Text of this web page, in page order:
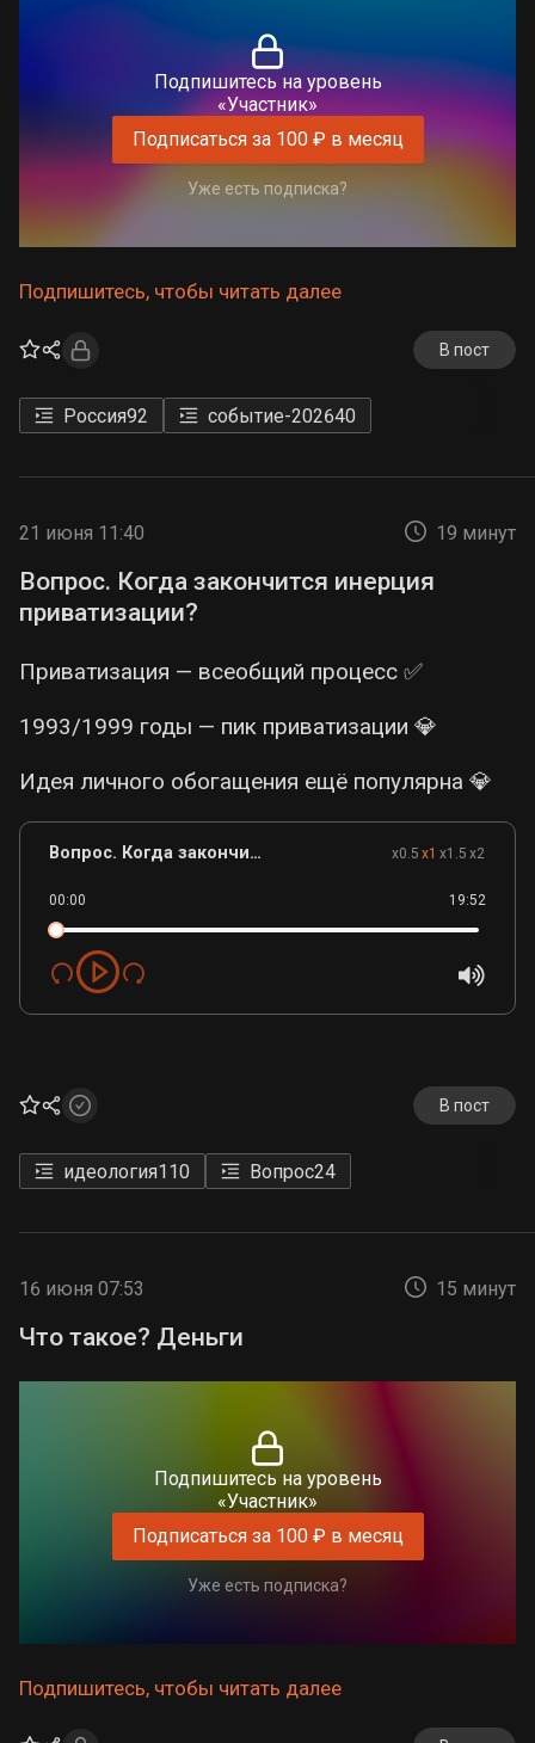
Подпишитесь на уровень
«Участник»
Подписаться за 100 ₽ в месяц
Уже есть подписка?
Подпишитесь, чтобы читать далее
В пост
Россия92 событие-202640
21 июня 11:40 19 минут
Вопрос. Когда закончится инерция
приватизации?
Приватизация — всеобщий процесс ✅
1993/1999 годы — пик приватизации 💎
Идея личного обогащения ещё популярна 💎
Вопрос. Когда закончится инерция приватизации.mp3 x0.5 x1 x1.5 x2
00:00 19:52
В пост
идеология110 Вопрос24
16 июня 07:53 15 минут
Что такое? Деньги
Подпишитесь на уровень
«Участник»
Подписаться за 100 ₽ в месяц
Уже есть подписка?
Подпишитесь, чтобы читать далее